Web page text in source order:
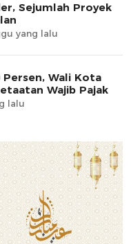
Sejumlah Proyek
yang lalu
Persen, Wali Kota
Wajib Pajak
lalu